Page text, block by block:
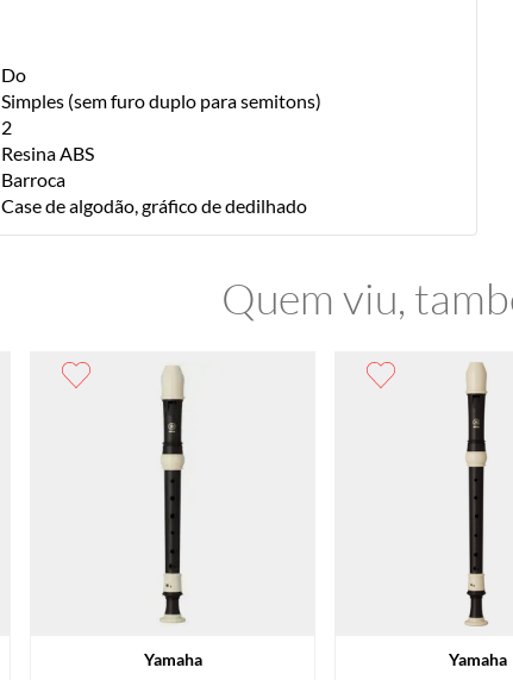
Do
Simples (sem furo duplo para semitons)
2
Resina ABS
Barroca
Case de algodão, gráfico de dedilhado
Quem viu,
Yamaha Yamaha